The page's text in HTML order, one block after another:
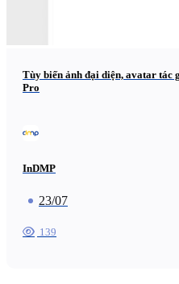
Tùy biến ảnh đại diện, avatar tác
Pro
InDMP
23/07
139